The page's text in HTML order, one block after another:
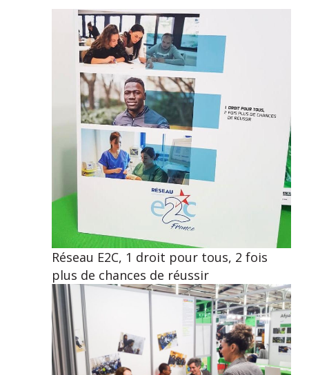
Réseau E2C, 1 droit pour tous, 2 fois
plus de chances de réussir